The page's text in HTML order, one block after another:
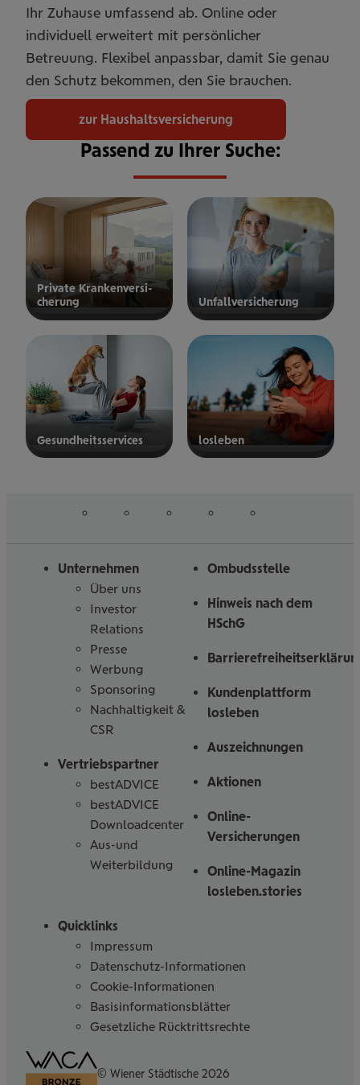
Ihr Zuhause umfassend ab. Online oder
individuell erweitert mit persönlicher
Betreuung. Flexibel anpassbar, damit Sie genau
den Schutz bekommen, den Sie brauchen.
zur Haushaltsversicherung
Passend zu Ihrer Suche:
Private Kran­ken­­­ver­si­
che­rung
privaten
Unfall­ver­si­che­rung
Unfallversicherung
Gesund­heits­ser­vices los­le­ben
Unternehmen
Über uns
Investor
Relations
Presse
Werbung
Sponsoring
Nachhaltigkeit &
CSR
Vertriebspartner
bestADVICE
bestADVICE
Downloadcenter
Aus-und
Weiterbildung
Ombudsstelle
Hinweis nach dem
HSchG
Kundenplattform
losleben
Auszeichnungen
Aktionen
Online-
Versicherungen
Online-Magazin
losleben.stories
Quicklinks
Impressum
Datenschutz-Informationen
Cookie-Informationen
Basisinformationsblätter
Gesetzliche Rücktrittsrechte
uns
Barrierefreiheitserklärung
© Wiener Städtische 2026